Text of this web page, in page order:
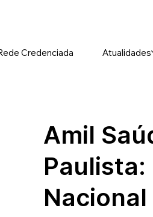
Credenciada Atualidades
Amil
Paulista: